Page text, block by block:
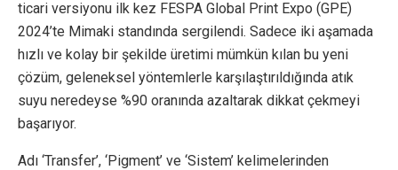
ticari versiyonu ilk kez FESPA Global Print Expo (GPE)
2024’te Mimaki standında sergilendi. Sadece iki aşamada
hızlı ve kolay bir şekilde üretimi mümkün kılan bu yeni
çözüm, geleneksel yöntemlerle karşılaştırıldığında atık
suyu neredeyse %90 oranında azaltarak dikkat çekmeyi
başarıyor.
Adı ‘Transfer’, ‘Pigment’ ve ‘Sistem’ kelimelerinden